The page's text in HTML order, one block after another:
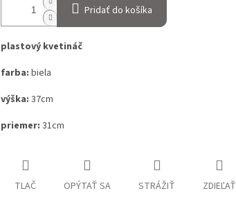
Pridať do košíka
plastový kvetináč
farba: biela
výška: 37cm
priemer: 31cm
TLAČ OPÝTAŤ SA STRÁŽIŤ ZDIEĽAŤ